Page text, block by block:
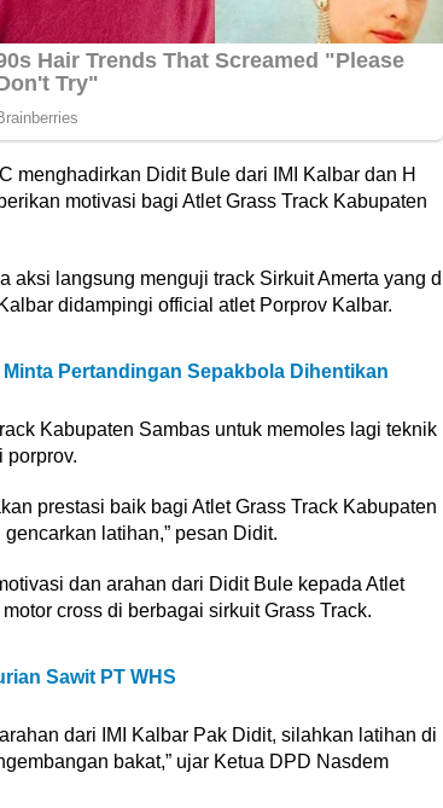
menghadirkan Didit Bule dari IMI Kalbar dan H
motivasi bagi Atlet Grass Track Kabupaten
aksi langsung menguji track Sirkuit Amerta yang
didampingi official atlet Porprov Kalbar.
Pertandingan Sepakbola Dihentikan
Kabupaten Sambas untuk memoles lagi teknik
porprov.
prestasi baik bagi Atlet Grass Track Kabupaten
latihan,” pesan Didit.
dan arahan dari Didit Bule kepada Atlet
cross di berbagai sirkuit Grass Track.
Sawit PT WHS
dari IMI Kalbar Pak Didit, silahkan latihan di
bakat,” ujar Ketua DPD Nasdem